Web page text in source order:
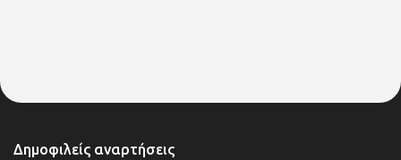
Δημοφιλείς αναρτήσεις